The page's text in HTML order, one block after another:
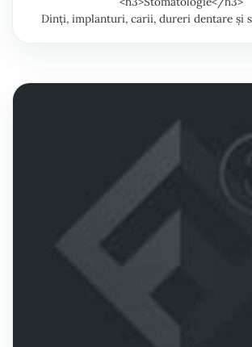
Dinți, implanturi, carii, dureri dentare și